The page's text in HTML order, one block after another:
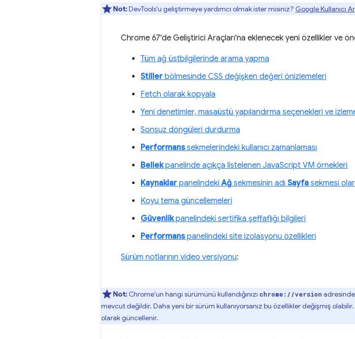
Not:DevTools'u geliştirmeye yardımcı olmak ister misiniz? Google Kullanıcı
Chrome 67'de Geliştirici Araçları'na eklenecek yeni özellikler ve
Tüm ağ üstbilgilerinde arama yapma
Stiller bölmesinde CSS değişken değeri önizlemeleri
Fetch olarak kopyala
Yeni denetimler, masaüstü yapılandırma seçenekleri ve
Sonsuz döngüleri durdurma
Performanssekmelerindeki kullanıcı zamanlaması
Bellekpanelinde açıkça listelenen JavaScript VM örnekleri
Kaynaklar panelindekiAğ sekmesinin adı Sayfa sekmesi
Koyu tema güncellemeleri
Güvenlikpanelindeki sertifika şeffaflığı bilgileri
Performanspanelindeki site izolasyonu özellikleri
Sürüm notlarının video versiyonu:
Not: Chrome'un hangi sürümünü kullandığınızı chrome://version
mevcut değildir. Daha yeni bir sürüm kullanıyorsanız bu özellikler değişmiş
olarak güncellenir.